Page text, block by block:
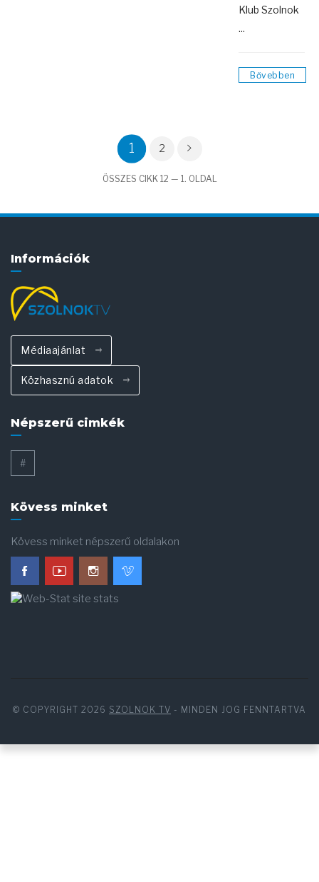
Klub Szolnok
...
Bővebben
1 2
ÖSSZES CIKK 12 — 1. OLDAL
Információk
Médiaajánlat
Közhasznú adatok
Népszerű cimkék
#
Kövess minket
Kövess minket népszerű oldalakon
© COPYRIGHT 2026 SZOLNOK TV - MINDEN JOG FENNTARTVA